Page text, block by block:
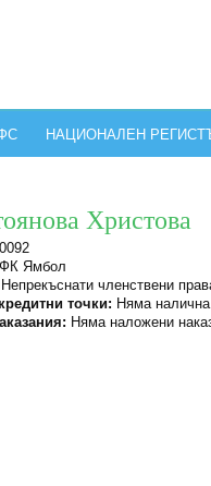
НАЦИОНАЛЕН
Христова
Ямбол
Непрекъснати членствени
точки: Няма
Няма наложени